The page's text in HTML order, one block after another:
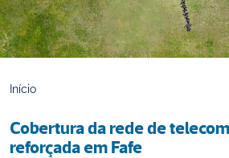
Início
Cobertura da rede de
reforçada em Fafe